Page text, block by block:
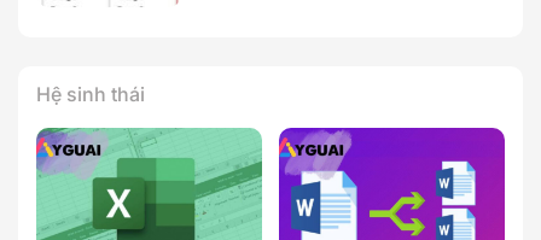
bị
cho
người
Hệ sinh thái